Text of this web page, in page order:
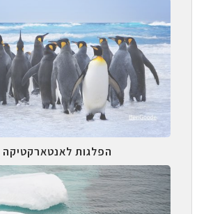
הפלגות לאנטארקטיקה